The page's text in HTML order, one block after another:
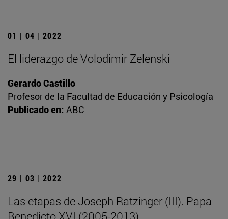
01 | 04 | 2022
El liderazgo de Volodimir Zelenski
Gerardo Castillo
Profesor de la Facultad de Educación y Psicología
Publicado en: ABC
29 | 03 | 2022
Las etapas de Joseph Ratzinger (III). Papa